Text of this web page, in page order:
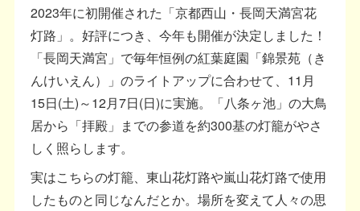
2023年に初開催された「京都西山・長岡天満宮花
灯路」。好評につき、今年も開催が決定しました！
「長岡天満宮」で毎年恒例の紅葉庭園「錦景苑（き
んけいえん）」のライトアップに合わせて、11月
15日(土)～12月7日(日)に実施。「八条ヶ池」の大鳥
居から「拝殿」までの参道を約300基の灯籠がやさ
しく照らします。
実はこちらの灯籠、東山花灯路や嵐山花灯路で使用
したものと同じなんだとか。場所を変えて人々の思